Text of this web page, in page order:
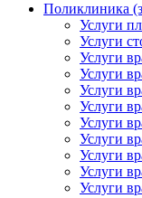
Поликлиника
Услуги
Услуги
Услуги
Услуги
Услуги
Услуги
Услуги
Услуги
Услуги
Услуги
Услуги